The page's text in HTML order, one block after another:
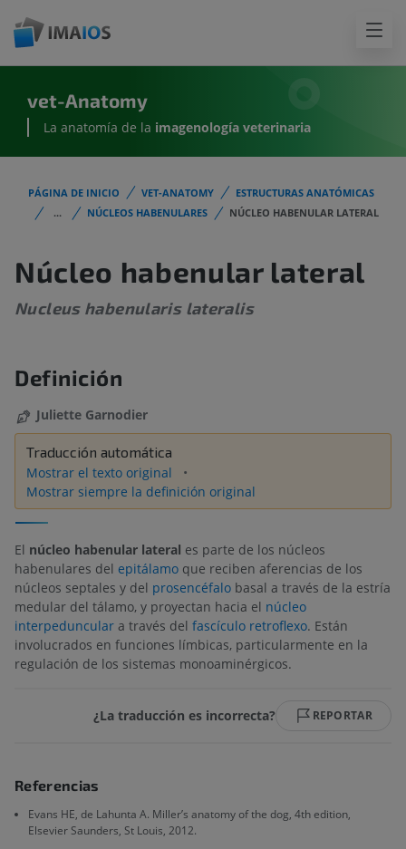
vet-Anatomy
La anatomía de la imagenología veterinaria
PÁGINA DE INICIO VET-ANATOMY
ESTRUCTURAS ANATÓMICAS
...
NÚCLEOS HABENULARES NÚCLEO HABENULAR LATERAL
Núcleo habenular lateral
Nucleus habenularis lateralis
Definición
Juliette Garnodier
Traducción automática
Mostrar el texto original
Mostrar siempre la definición original
El núcleo habenular lateral es parte de los núcleos
habenulares del epitálamo que reciben aferencias de los
núcleos septales y del prosencéfalo basal a través de la estría
medular del tálamo, y proyectan hacia el núcleo
interpeduncular a través del fascículo retroflexo. Están
involucrados en funciones límbicas, particularmente en la
regulación de los sistemas monoaminérgicos.
¿La traducción es incorrecta? REPORTAR
Referencias
Evans HE, de Lahunta A. Miller’s anatomy of the dog, 4th edition,
Elsevier Saunders, St Louis, 2012.